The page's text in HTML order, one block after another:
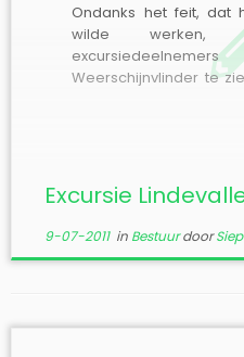
Ondanks het feit, dat
wilde
Weerschijnvlinder te
[…]
Excursie
9-07-2011in BestuurdoorSiep